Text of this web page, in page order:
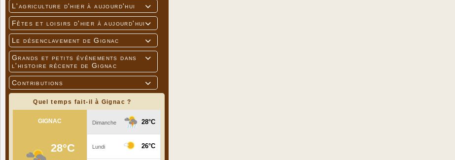

L'agriculture d'hier à aujourd'hui

Fêtes et loisirs d'hier à aujourd'hui

Le désenclavement de Gignac

Grands et petits événements dans
l'histoire récente de Gignac

Contributions
Quel temps fait-il à Gignac ?